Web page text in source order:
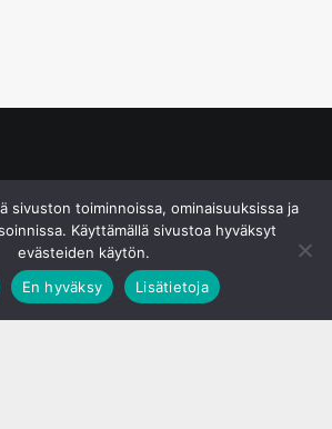
sivuston toiminnoissa, ominaisuuksissa ja
Käyttämällä sivustoa hyväksyt
evästeiden käytön.
En hyväksy Lisätietoja